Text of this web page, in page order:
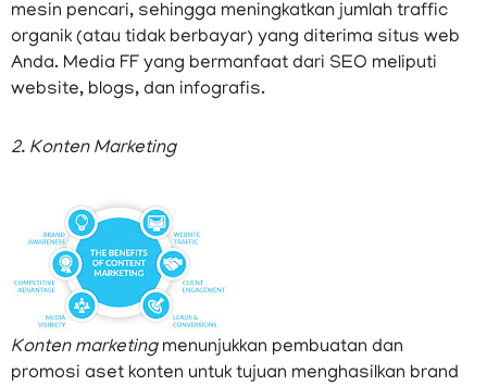
mesin pencari, sehingga meningkatkan jumlah traffic
organik (atau tidak berbayar) yang diterima situs web
Anda. Media FF yang bermanfaat dari SEO meliputi
website, blogs, dan infografis.
2. Konten Marketing
Konten marketing menunjukkan pembuatan dan
promosi aset konten untuk tujuan menghasilkan brand